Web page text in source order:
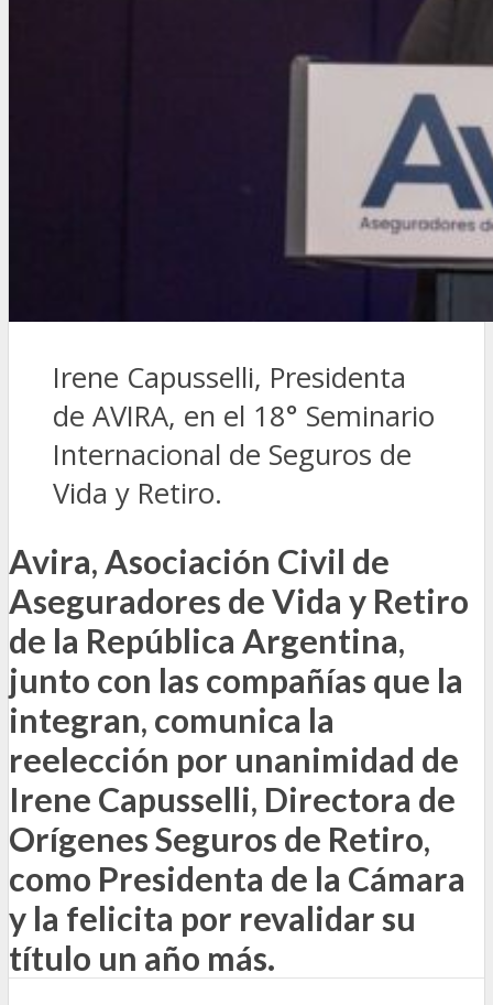
Irene Capusselli, Presidenta
de AVIRA, en el 18° Seminario
Internacional de Seguros de
Vida y Retiro.
Avira, Asociación Civil de
Aseguradores de Vida y Retiro
de la República Argentina,
junto con las compañías que la
integran, comunica la
reelección por unanimidad de
Irene Capusselli, Directora de
Orígenes Seguros de Retiro,
como Presidenta de la Cámara
y la felicita por revalidar su
título un año más.